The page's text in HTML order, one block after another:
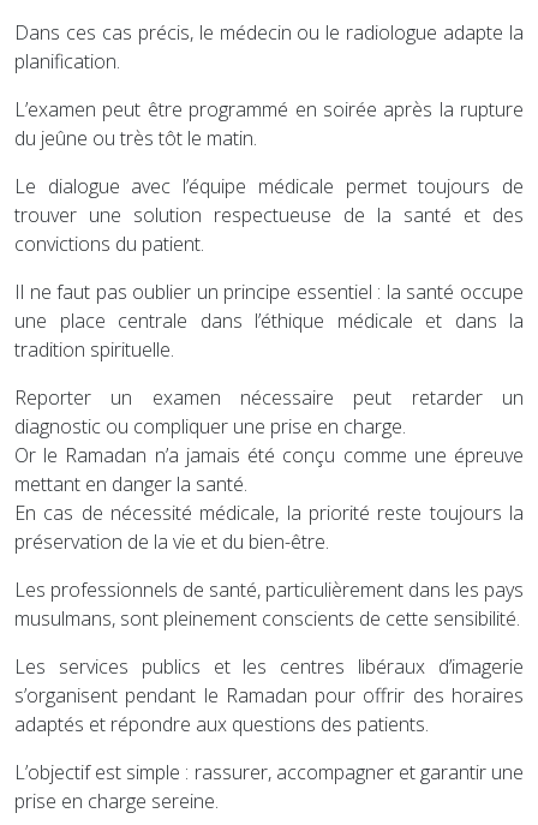
Dans ces cas précis, le médecin ou le radiologue adapte la
planification.
L’examen peut être programmé en soirée après la rupture
du jeûne ou très tôt le matin.
Le dialogue avec l’équipe médicale permet toujours de
trouver une solution respectueuse de la santé et des
convictions du patient.
Il ne faut pas oublier un principe essentiel : la santé occupe
une place centrale dans l’éthique médicale et dans la
tradition spirituelle.
Reporter un examen nécessaire peut retarder un
diagnostic ou compliquer une prise en charge.
Or le Ramadan n’a jamais été conçu comme une épreuve
mettant en danger la santé.
En cas de nécessité médicale, la priorité reste toujours la
préservation de la vie et du bien-être.
Les professionnels de santé, particulièrement dans les pays
musulmans, sont pleinement conscients de cette sensibilité.
Les services publics et les centres libéraux d’imagerie
s’organisent pendant le Ramadan pour offrir des horaires
adaptés et répondre aux questions des patients.
L’objectif est simple : rassurer, accompagner et garantir une
prise en charge sereine.